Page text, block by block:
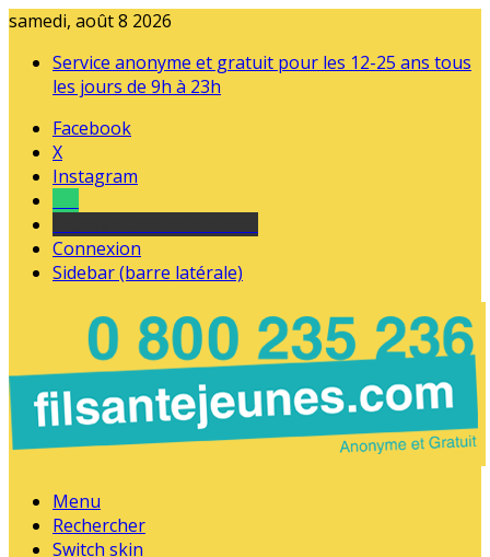
samedi, août 8 2026
Service anonyme et gratuit pour les 12-25 ans tous
les jours de 9h à 23h
Facebook
X
Instagram
Connexion
Sidebar (barre latérale)
Menu
Rechercher
Switch skin